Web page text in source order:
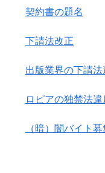
契約書の題名
下請法改正
出版業界の下請法
ロピアの独禁法違
（暗）闇バイト